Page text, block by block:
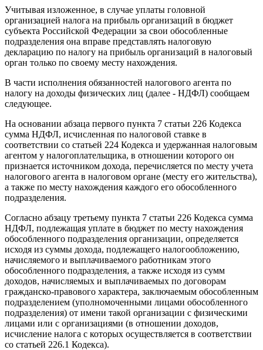
Учитывая изложенное, в случае уплаты головной
организацией налога на прибыль организаций в бюджет
субъекта Российской Федерации за свои обособленные
подразделения она вправе представлять налоговую
декларацию по налогу на прибыль организаций в налоговый
орган только по своему месту нахождения.
В части исполнения обязанностей налогового агента по
налогу на доходы физических лиц (далее - НДФЛ) сообщаем
следующее.
На основании абзаца первого пункта 7 статьи 226 Кодекса
сумма НДФЛ, исчисленная по налоговой ставке в
соответствии со статьей 224 Кодекса и удержанная налоговым
агентом у налогоплательщика, в отношении которого он
признается источником дохода, перечисляется по месту учета
налогового агента в налоговом органе (месту его жительства),
а также по месту нахождения каждого его обособленного
подразделения.
Согласно абзацу третьему пункта 7 статьи 226 Кодекса сумма
НДФЛ, подлежащая уплате в бюджет по месту нахождения
обособленного подразделения организации, определяется
исходя из суммы дохода, подлежащего налогообложению,
начисляемого и выплачиваемого работникам этого
обособленного подразделения, а также исходя из сумм
доходов, начисляемых и выплачиваемых по договорам
гражданско-правового характера, заключаемым обособленным
подразделением (уполномоченными лицами обособленного
подразделения) от имени такой организации с физическими
лицами или с организациями (в отношении доходов,
исчисление налога с которых осуществляется в соответствии
со статьей 226.1 Кодекса).